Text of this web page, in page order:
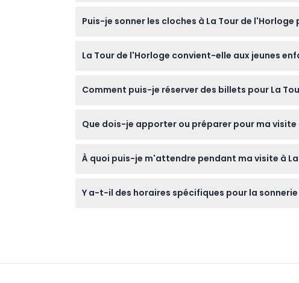
confirmer au moment de la réservation).
Puis-je sonner les cloches à La Tour de
recevoir un certificat de sonnerie de cloches.
La Tour de l'Horloge convient-elle aux jeunes
culturelle pour les familles.
Comment puis-je réserver des billets pour La
annulés, alors assurez-vous de bien choisir votre
Que dois-je apporter ou préparer pour ma visite
remboursables.
À quoi puis-je m'attendre pendant ma visite à La
de sonnerie de cloches animée par un guide
Y a-t-il des horaires spécifiques pour la